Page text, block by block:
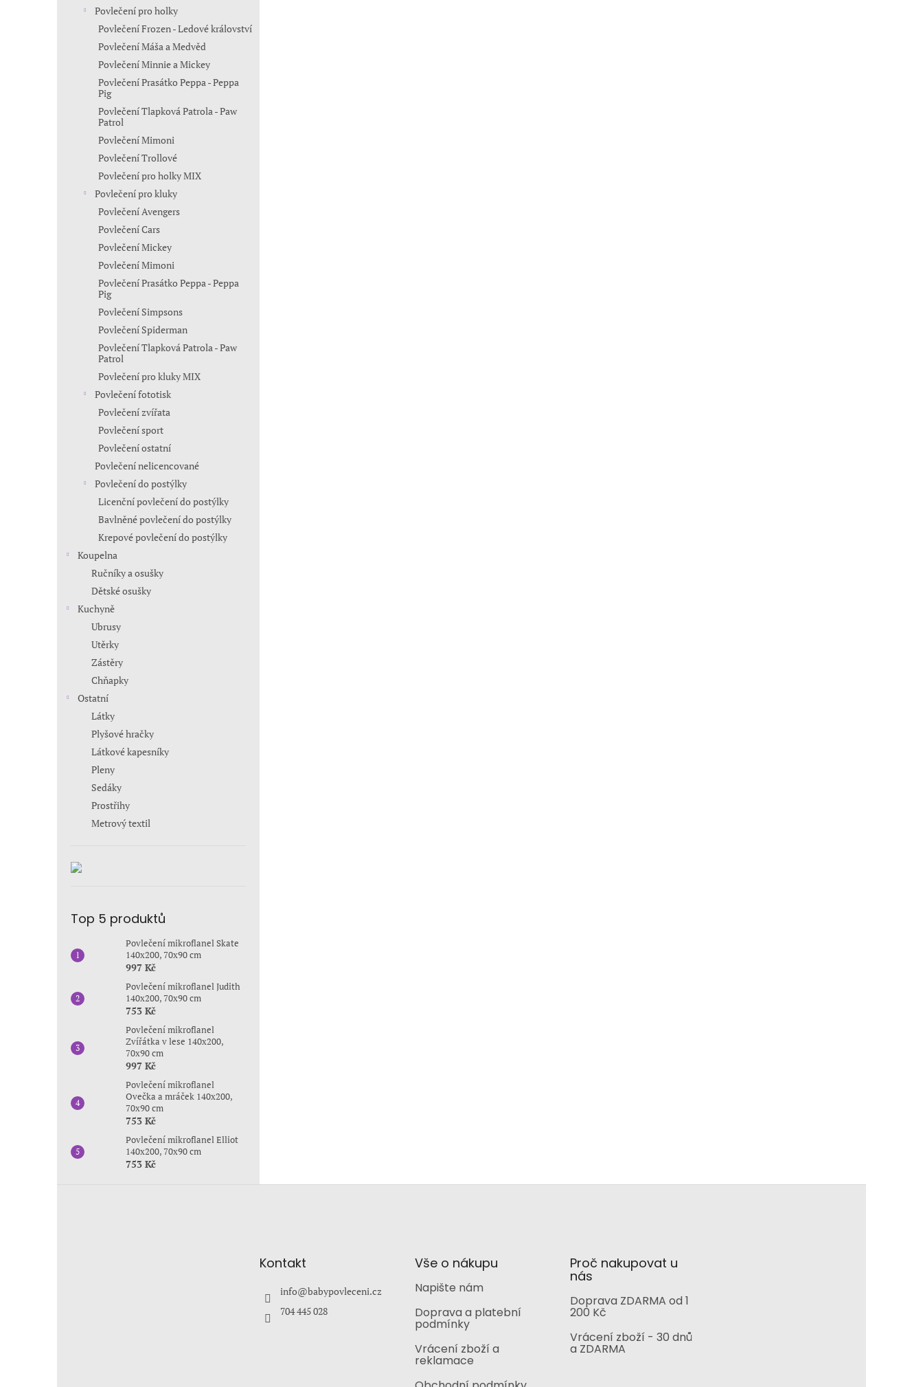
Povlečení pro holky
Povlečení Frozen - Ledové království
Povlečení Máša a Medvěd
Povlečení Minnie a Mickey
Povlečení Prasátko Peppa - Peppa
Pig
Povlečení Tlapková Patrola - Paw
Patrol
Povlečení Mimoni
Povlečení Trollové
Povlečení pro holky MIX
Povlečení pro kluky
Povlečení Avengers
Povlečení Cars
Povlečení Mickey
Povlečení Mimoni
Povlečení Prasátko Peppa - Peppa
Pig
Povlečení Simpsons
Povlečení Spiderman
Povlečení Tlapková Patrola - Paw
Patrol
Povlečení pro kluky MIX
Povlečení fototisk
Povlečení zvířata
Povlečení sport
Povlečení ostatní
Povlečení nelicencované
Povlečení do postýlky
Licenční povlečení do postýlky
Bavlněné povlečení do postýlky
Krepové povlečení do postýlky
Koupelna
Ručníky a osušky
Dětské osušky
Kuchyně
Ubrusy
Utěrky
Zástěry
Chňapky
Ostatní
Látky
Plyšové hračky
Látkové kapesníky
Pleny
Sedáky
Prostřihy
Metrový textil
Top 5 produktů
Povlečení mikroflanel Skate
140x200, 70x90 cm
997 Kč
Povlečení mikroflanel Judith
140x200, 70x90 cm
753 Kč
Povlečení mikroflanel
Zvířátka v lese 140x200,
70x90 cm
997 Kč
Povlečení mikroflanel
Ovečka a mráček 140x200,
70x90 cm
753 Kč
Povlečení mikroflanel Elliot
140x200, 70x90 cm
753 Kč
Kontakt
info@babypovleceni.cz
704 445 028
Vše o nákupu
Napište nám
Doprava a platební
podmínky
Vrácení zboží a
reklamace
Proč nakupovat u
nás
Doprava ZDARMA od 1
200 Kč
Vrácení zboží - 30 dnů
a ZDARMA